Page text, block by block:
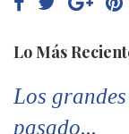
Lo Más
Los
pasado...